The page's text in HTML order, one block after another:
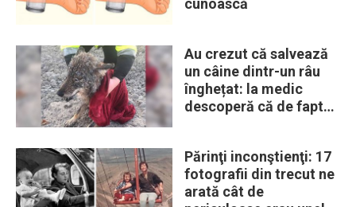
cunoască
Au crezut că salvează
un câine dintr-un râu
înghețat: la medic
descoperă că de fapt
Părinţi inconştienţi: 17
fotografii din trecut ne
arată cât de